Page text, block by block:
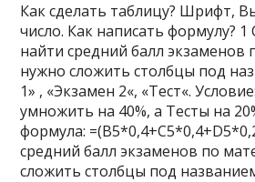
Как сделать таблицу? Шрифт,
число. Как написать формулу?
найти средний балл экзаменов
нужно сложить столбцы под
1» , «Экзамен 2«, «Тест«.
умножить на 40%, а Тесты на
формула:
средний балл экзаменов по
сложить столбцы под